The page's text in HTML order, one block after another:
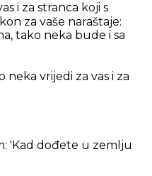
i za stranca koji s
za vaše naraštaje:
tako neka bude i sa
neka vrijedi za vas i za
'Kad dođete u zemlju